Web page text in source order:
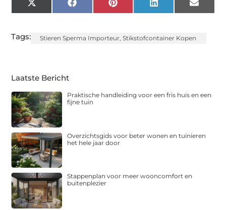
X
(Twitter)
FacebookPinterest LinkedIn Email
Tags: Stieren Sperma Importeur,Stikstofcontainer Kopen
Laatste Bericht
Praktische handleiding voor een fris huis en een
fijne tuin
Overzichtsgids voor beter wonen en tuinieren
het hele jaar door
Stappenplan voor meer wooncomfort en
buitenplezier